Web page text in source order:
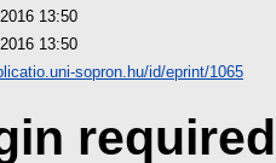
13:50
13:50
sopron.hu/id/eprint/1065